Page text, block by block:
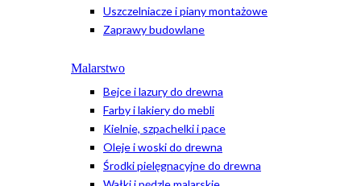
Uszczelniacze i piany montażowe
Zaprawy budowlane
Malarstwo
Bejce i lazury do drewna
Farby i lakiery do mebli
Kielnie, szpachelki i pace
Oleje i woski do drewna
Środki pielęgnacyjne do drewna